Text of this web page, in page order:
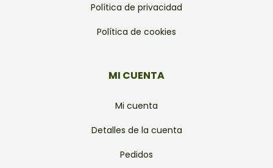
Política de privacidad
Política de cookies
MI CUENTA
Mi cuenta
Detalles de la cuenta
Pedidos